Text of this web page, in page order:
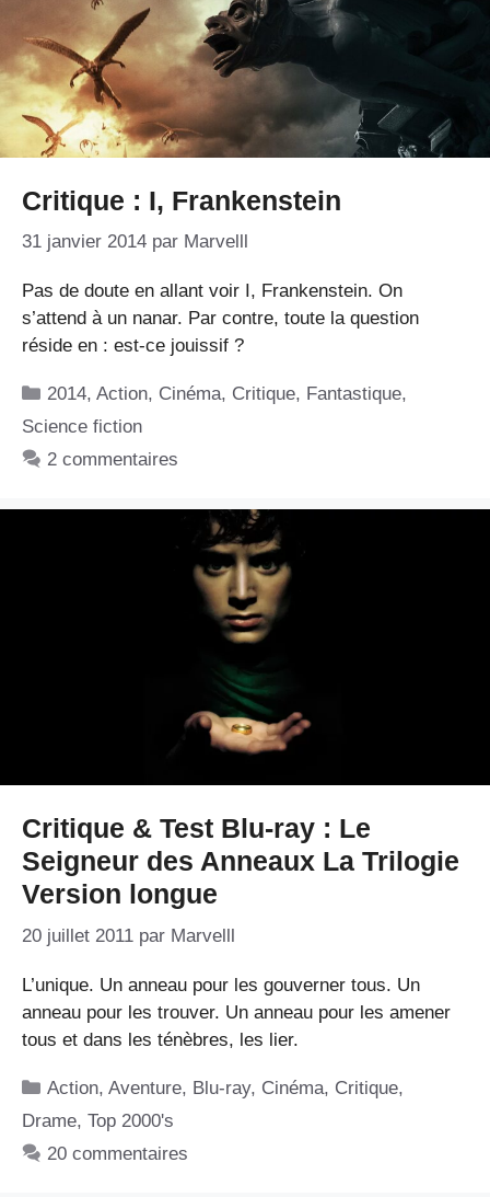
Critique : I, Frankenstein
31 janvier 2014 par Marvelll
Pas de doute en allant voir I, Frankenstein. On
s’attend à un nanar. Par contre, toute la question
réside en : est-ce jouissif ?
Catégories
2014,Action, Cinéma, Critique, Fantastique,
Science fiction
2 commentaires
Critique & Test Blu-ray : Le
Seigneur des Anneaux La Trilogie
Version longue
20 juillet 2011 par Marvelll
L’unique. Un anneau pour les gouverner tous. Un
anneau pour les trouver. Un anneau pour les amener
tous et dans les ténèbres, les lier.
Catégories
Action,Aventure, Blu-ray, Cinéma, Critique,
Drame, Top 2000's
20 commentaires